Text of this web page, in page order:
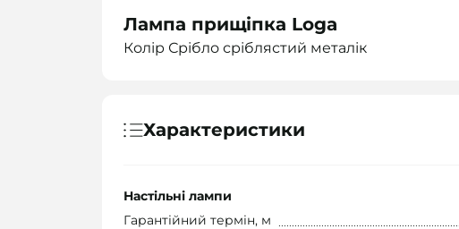
Лампа прищіпка Loga
Колір Срібло сріблястий металік
Характеристики
Настільні лампи
Гарантійний термін, м